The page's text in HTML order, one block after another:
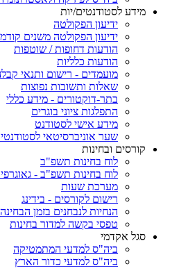
מידע לסטודנטים/יות
ידיעון הפקולטה
ידיעון הפקולטה משנים
הודעות דחופות / שוטפות
הודעות כלליות
מועמדים - רישום ותנאי
שאלות ותשובות נפוצות
בתר-דוקטורים - מידע כללי
התפלגות ציוני בוגרים
מידע אישי לסטודנט
שער אוניברסיטאי
קורסים ובחינות
לוח בחינות תשפ"ב
לוח בחינות תשפ"ב -
מערכת שעות
רישום לקורסים - בידינג
הנחיות לנבחנים בזמן הבחינה
טפסי בקשה למדור בחינות
סגל אקדמי
ביה"ס למדעי המתמטיקה
ביה"ס למדעי כדור הארץ